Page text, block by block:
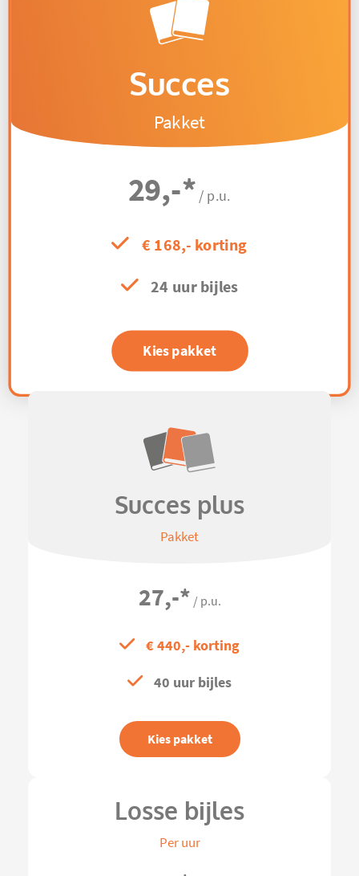
Succes
Pakket
29,-* / p.u.
€ 168,- korting
24 uur bijles
Kies pakket
Succes plus
Pakket
27,-* / p.u.
€ 440,- korting
40 uur bijles
Kies pakket
Losse bijles
Per uur